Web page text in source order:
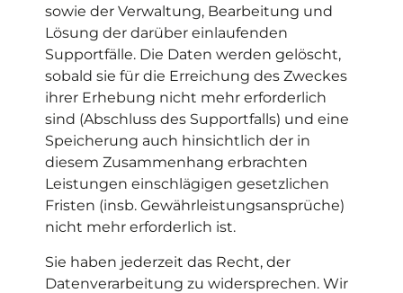
sowie der Verwaltung, Bearbeitung und
Lösung der darüber einlaufenden
Supportfälle. Die Daten werden gelöscht,
sobald sie für die Erreichung des Zweckes
ihrer Erhebung nicht mehr erforderlich
sind (Abschluss des Supportfalls) und eine
Speicherung auch hinsichtlich der in
diesem Zusammenhang erbrachten
Leistungen einschlägigen gesetzlichen
Fristen (insb. Gewährleistungsansprüche)
nicht mehr erforderlich ist.
Sie haben jederzeit das Recht, der
Datenverarbeitung zu widersprechen. Wir